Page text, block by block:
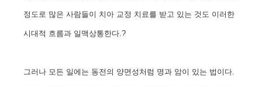
정도로 많은 사람들이 치아 교정 치료를 받고 있는 것도 이러한
시대적 흐름과 일맥상통한다.?
그러나 모든 일에는 동전의 양면성처럼 명과 암이 있는 법이다.